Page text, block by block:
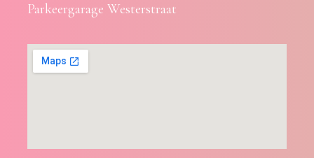
Parkeergarage Westerstraat